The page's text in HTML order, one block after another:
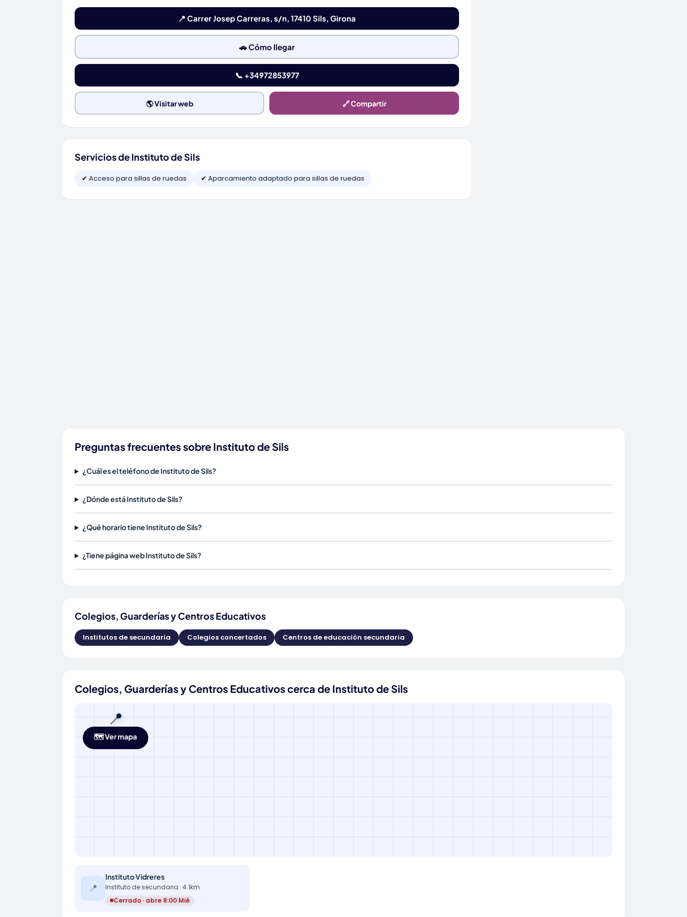
📍 Carrer Josep Carreras, s/n, 17410 Sils, Girona
🚗 Cómo llegar
📞 +34972853977
🌎 Visitar web 🔗 Compartir
Servicios de Instituto de Sils
✔ Acceso para sillas de ruedas ✔ Aparcamiento adaptado para sillas de ruedas
Preguntas frecuentes sobre Instituto de Sils
¿Cuál es el teléfono de Instituto de Sils?
¿Dónde está Instituto de Sils?
¿Qué horario tiene Instituto de Sils?
¿Tiene página web Instituto de Sils?
Colegios, Guarderías y Centros Educativos
Institutos de secundaria Colegios concertados Centros de educación secundaria
Colegios, Guarderías y Centros Educativos cerca de Instituto de Sils
📍
🗺️ Ver mapa
📍
Instituto Vidreres
Instituto de secundaria · 4.1km
Cerrado · abre 8:00 Mié